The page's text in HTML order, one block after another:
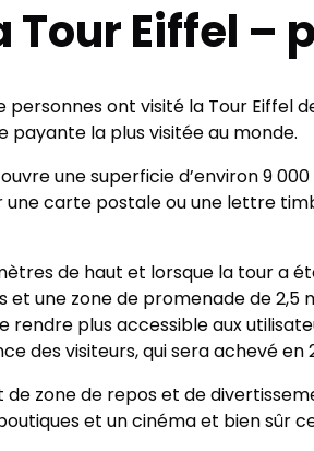
Tour Eiffel
personnes ont visité la Tour
payante la plus visitée au monde.
une superficie d’environ 9
carte postale ou une lettre
de haut et lorsque la tour a
et une zone de promenade de
rendre plus accessible aux
des visiteurs, qui sera achevé en
zone de repos et de
et un cinéma et bien sûr